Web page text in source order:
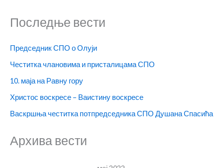
Последње вести
Председник СПО о Олуји
Честитка члановима и присталицама СПО
10. маја на Равну гору
Христос воскресе – Ваистину воскресе
Васкршња честитка потпредседника СПО Душана Спасића
Архива вести